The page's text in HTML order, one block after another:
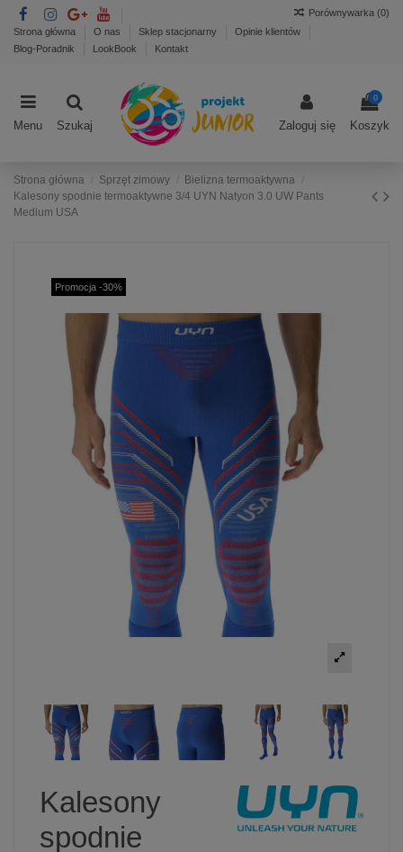
Strona główna O nas Sklep stacjonarny
Opinie klientów
Blog-Poradnik
LookBook Kontakt
Porównywarka (0)
Menu Szukaj Zaloguj się
0
Koszyk
Strona główna Sprzęt zimowy
Bielizna termoaktywna
Kalesony spodnie termoaktywne 3/4 UYN Natyon 3.0 UW Pants
Medium USA
Promocja -30%
Kalesony
spodnie